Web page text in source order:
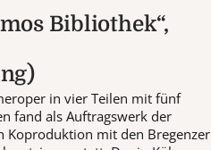
Bibliothek“,
in vier Teilen mit fünf
fand als Auftragswerk der
Koproduktion mit den Bregenzer